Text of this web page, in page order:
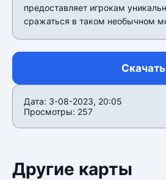
предоставляет игрокам
сражаться в таком необычном
Скачать
Дата: 3-08-2023, 20:05
Просмотры: 257
Другие карты